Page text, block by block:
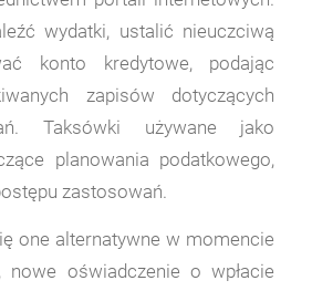
wydatki, ustalić nieuczciwą
konto kredytowe, podając
zapisów dotyczących
Taksówki używane jako
planowania podatkowego,
zastosowań.
one alternatywne w momencie
nowe oświadczenie o wpłacie